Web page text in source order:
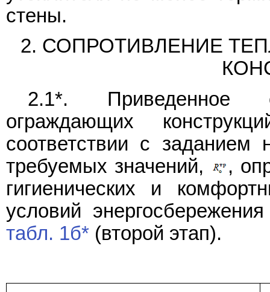
стены.
2. СОПРОТИВЛЕНИЕ
2.1*. Приведенное
ограждающих
соответствии с
требуемых значений,
,
гигиенических и
условий
табл. 1б* (второй этап).